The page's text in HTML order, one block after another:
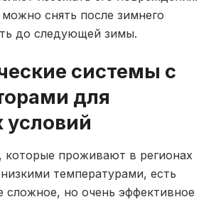
снять после зимнего
до следующей зимы.
системы с
для
которые проживают в регионах
температурами, есть
сложное, но очень эффективное